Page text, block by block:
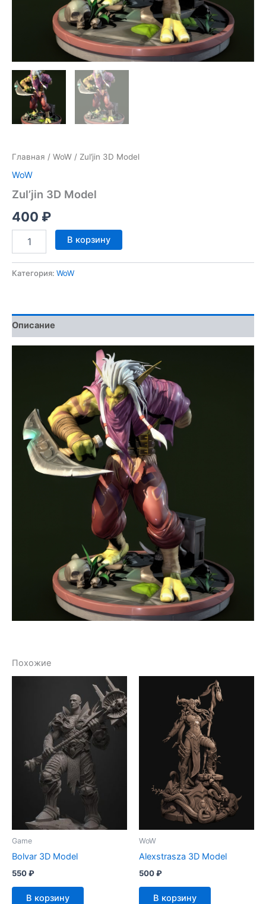
Главная / WoW / Zul’jin 3D Model
WoW
Zul’jin 3D Model
400 ₽
товара
3D
В корзину
Категория: WoW
Описание
Похожие
Game
Bolvar 3D Model
550₽
В корзину
WoW
Alexstrasza 3D Model
500₽
В корзину